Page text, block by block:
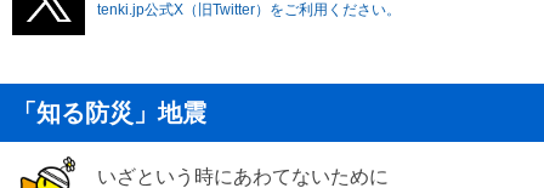
tenki.jp公式X（旧Twitter）をご利用ください。
「知る防災」地震
いざという時にあわてないために